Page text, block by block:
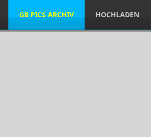
GB PICS ARCHIV HOCHLADEN